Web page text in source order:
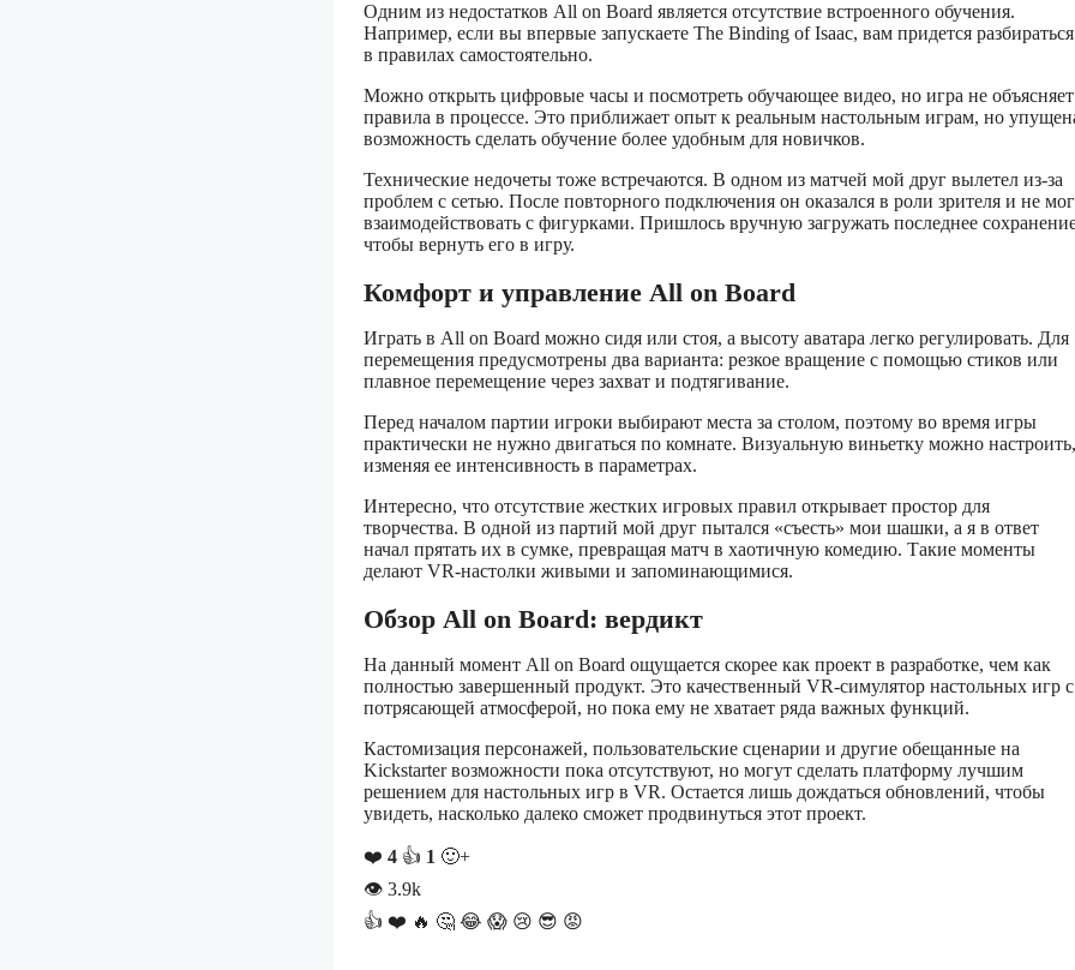
Одним из недостатков All on Board является отсутствие встроенного обучения.
Например, если вы впервые запускаете The Binding of Isaac, вам придется разбираться
в правилах самостоятельно.
Можно открыть цифровые часы и посмотреть обучающее видео, но игра не объясняет
правила в процессе. Это приближает опыт к реальным настольным играм, но
возможность сделать обучение более удобным для новичков.
Технические недочеты тоже встречаются. В одном из матчей мой друг вылетел из-за
проблем с сетью. После повторного подключения он оказался в роли зрителя и не мог
взаимодействовать с фигурками. Пришлось вручную загружать последнее
чтобы вернуть его в игру.
Комфорт и управление All on Board
Играть в All on Board можно сидя или стоя, а высоту аватара легко регулировать. Для
перемещения предусмотрены два варианта: резкое вращение с помощью стиков или
плавное перемещение через захват и подтягивание.
Перед началом партии игроки выбирают места за столом, поэтому во время игры
практически не нужно двигаться по комнате. Визуальную виньетку можно настроить,
изменяя ее интенсивность в параметрах.
Интересно, что отсутствие жестких игровых правил открывает простор для
творчества. В одной из партий мой друг пытался «съесть» мои шашки, а я в ответ
начал прятать их в сумке, превращая матч в хаотичную комедию. Такие моменты
делают VR-настолки живыми и запоминающимися.
Обзор All on Board: вердикт
На данный момент All on Board ощущается скорее как проект в разработке, чем как
полностью завершенный продукт. Это качественный VR-симулятор настольных игр с
потрясающей атмосферой, но пока ему не хватает ряда важных функций.
Кастомизация персонажей, пользовательские сценарии и другие обещанные на
Kickstarter возможности пока отсутствуют, но могут сделать платформу лучшим
решением для настольных игр в VR. Остается лишь дождаться обновлений, чтобы
увидеть, насколько далеко сможет продвинуться этот проект.
❤️ 4 👍 1 🙂+
👁 3.9k
👍 ❤️ 🔥 🤔 😂 😱 😢 😎 😡